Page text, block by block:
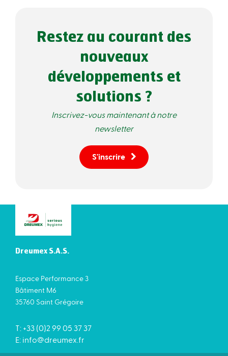
Restez au courant des
nouveaux
développements et
solutions ?
Inscrivez-vous maintenant à notre
newsletter
S'inscrire
Dreumex S.A.S.
Espace Performance 3
Bâtiment M6
35760 Saint Grégoire
T: +33 (0)2 99 05 37 37
E: info@dreumex.fr